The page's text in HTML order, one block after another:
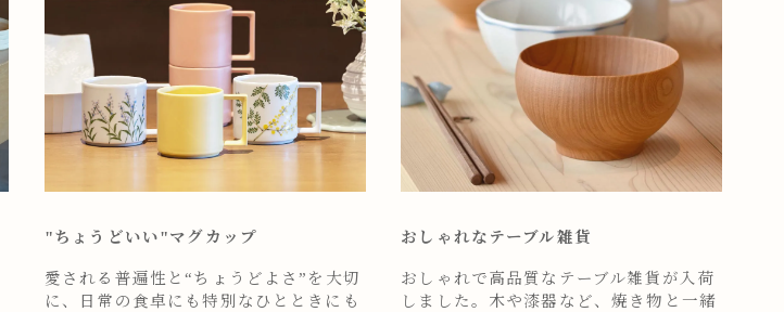
"ちょうどいい"マグカップ
愛される普遍性と“ちょうどよさ”を大切
に、日常の食卓にも特別なひとときにも
おしゃれなテーブル雑貨
おしゃれで高品質なテーブル雑貨が入荷
しました。木や漆器など、焼き物と一緒